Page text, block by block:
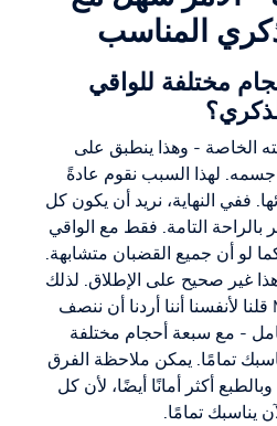
المناسب
مختلفة للواقي
- وهذا ينطبق على
لهذا السبب نقوم عادةً
ففي النهاية، نريد أن يكون كل
التامة. فقط مع الواقي
كما لو أن جميع القضبان متشابهة.
غير صحيح على الإطلاق. لذلك
نحن في MISTER SIZE قلنا لأنفسنا أننا أردنا أن ننصف
- مع سبعة أحجام مختلفة
تمامًا. يمكن ملاحظة الفرق
أكثر أمانًا أيضًا، لأن كل
يناسبك تمامًا.